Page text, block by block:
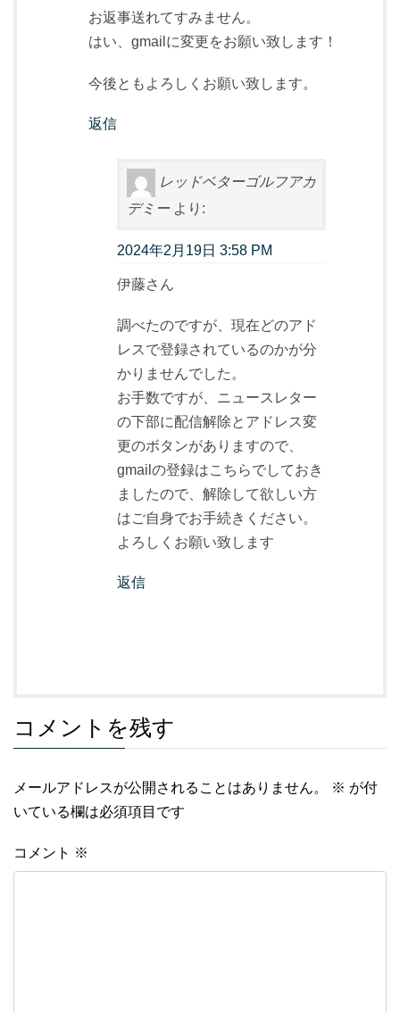
お返事送れてすみません。
はい、gmailに変更をお願い致します！
今後ともよろしくお願い致します。
返信
レッドベターゴルフアカ
デミー より:
2024年2月19日 3:58 PM
伊藤さん
調べたのですが、現在どのアド
レスで登録されているのかが分
かりませんでした。
お手数ですが、ニュースレター
の下部に配信解除とアドレス変
更のボタンがありますので、
gmailの登録はこちらでしておき
ましたので、解除して欲しい方
はご自身でお手続きください。
よろしくお願い致します
返信
コメントを残す
メールアドレスが公開されることはありません。 ※ が付
いている欄は必須項目です
コメント ※